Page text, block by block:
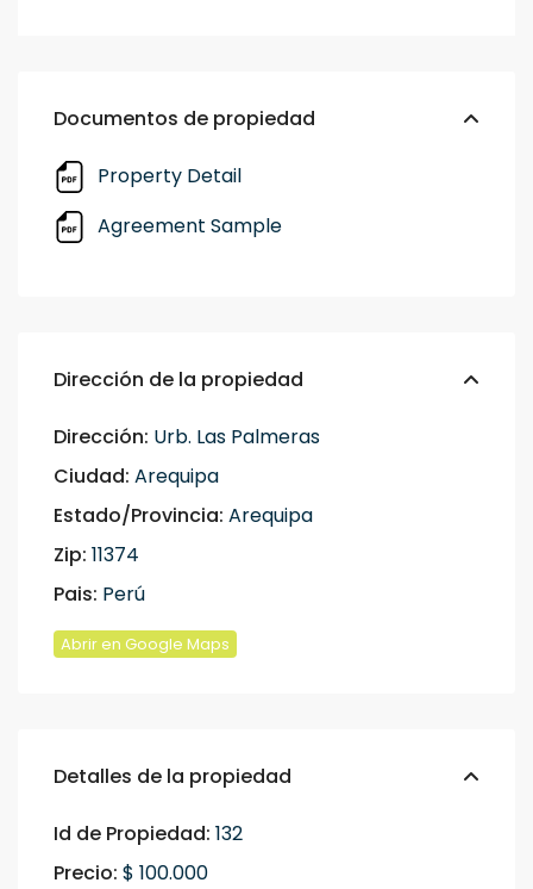
Documentos de propiedad
Property Detail
Agreement Sample
Dirección de la propiedad
Dirección: Urb. Las Palmeras
Ciudad: Arequipa
Estado/Provincia: Arequipa
Zip: 11374
Pais: Perú
Abrir en Google Maps
Detalles de la propiedad
Id de Propiedad: 132
Precio: $ 100.000